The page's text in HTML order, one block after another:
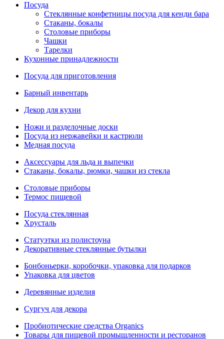
Посуда
Стеклянные конфетницы посуда для кенди бара
Стаканы, бокалы
Столовые приборы
Чашки
Тарелки
Кухонные принадлежности
Посуда для приготовления
Барный инвентарь
Декор для кухни
Ножи и разделочные доски
Посуда из нержавейки и кастрюли
Медная посуда
Аксессуары для льда и выпечки
Стаканы, бокалы, рюмки, чашки из стекла
Столовые приборы
Термос пищевой
Посуда стеклянная
Хрусталь
Статуэтки из полистоуна
Декоративные стеклянные бутылки
Бонбоньерки, коробочки, упаковка для подарков
Упаковка для цветов
Деревянные изделия
Сургуч для декора
Пробиотические средства Organics
Товары для пищевой промышленности и ресторанов